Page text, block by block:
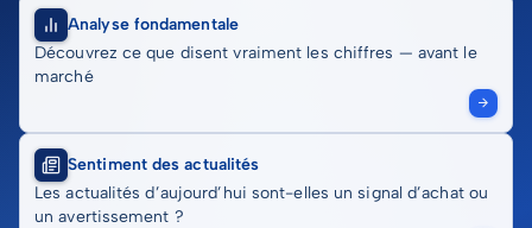
Analyse fondamentale
Découvrez ce que disent vraiment les chiffres — avant le
marché
Sentiment des actualités
Les actualités d’aujourd’hui sont-elles un signal d’achat ou
un avertissement ?